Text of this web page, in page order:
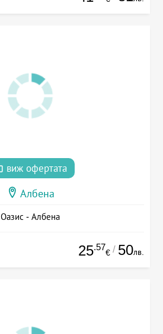
виж офертата
Албена
Оазис - Албена
25.57
€ / 50лв.